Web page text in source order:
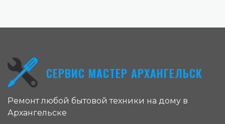
СЕРВИС МАСТЕР АРХАНГЕЛЬСК
Ремонт любой бытовой техники на дому в
Архангельске